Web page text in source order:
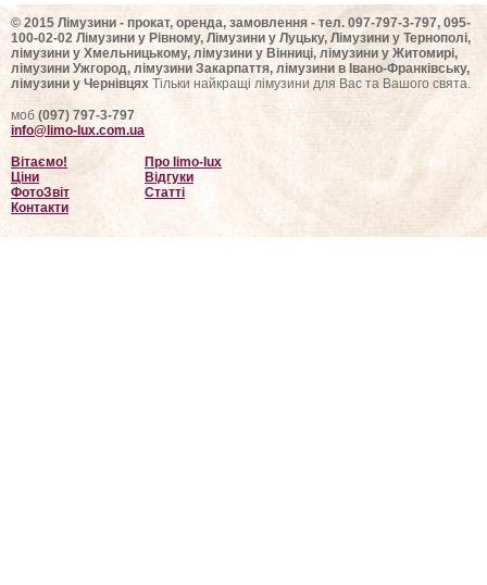
© 2015 Лімузини - прокат, оренда, замовлення - тел. 097-797-3-797, 095-
100-02-02 Лімузини у Рівному, Лімузини у Луцьку, Лімузини у Тернополі,
лімузини у Хмельницькому, лімузини у Вінниці, лімузини у Житомирі,
лімузини Ужгород, лімузини Закарпаття, лімузини в Івано-Франківську,
лімузини у Чернівцях Тільки найкращі лімузини для Вас та Вашого свята.
моб (097) 797-3-797
info@limo-lux.com.ua
Вітаємо!
Про limo-lux
Ціни
Відгуки
ФотоЗвіт
Статті
Контакти